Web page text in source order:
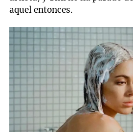
aquel entonces.